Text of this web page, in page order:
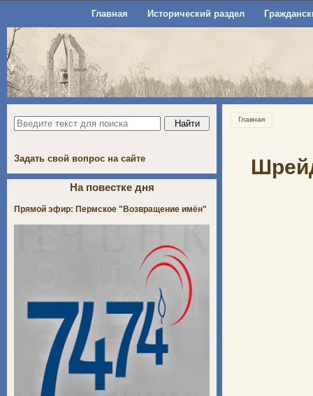
Главная Исторический раздел
Главная
Задать свой вопрос на сайте
На повестке дня
Прямой эфир: Пермское "Возвращение имён"